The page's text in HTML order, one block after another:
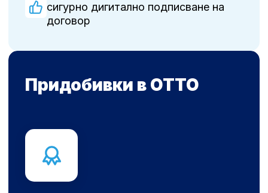
сигурно дигитално подписване на
договор
Придобивки в OTTO